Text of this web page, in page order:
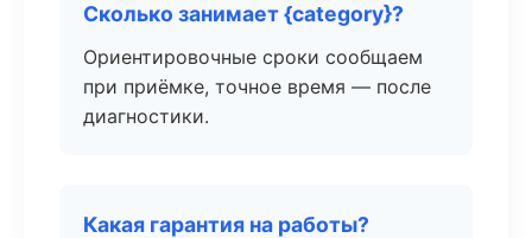
Сколько занимает {category}?
Ориентировочные сроки сообщаем
при приёмке, точное время — после
диагностики.
Какая гарантия на работы?